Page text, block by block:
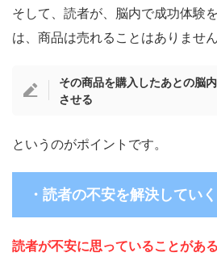
そして、読者が、脳内で成功体験
は、商品は売れることはありません
その商品を購入したあとの脳
させる
というのがポイントです。
・読者の不安を解決していく
読者が不安に思っていることがあ